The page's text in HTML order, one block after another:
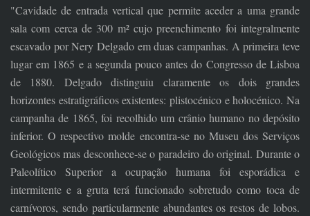
"Cavidade de entrada vertical que permite aceder a uma grande
sala com cerca de 300 m² cujo preenchimento foi integralmente
escavado por Nery Delgado em duas campanhas. A primeira teve
lugar em 1865 e a segunda pouco antes do Congresso de Lisboa
de 1880. Delgado distinguiu claramente os dois grandes
horizontes estratigráficos existentes: plistocénico e holocénico. Na
campanha de 1865, foi recolhido um crânio humano no depósito
inferior. O respectivo molde encontra-se no Museu dos Serviços
Geológicos mas desconhece-se o paradeiro do original. Durante o
Paleolítico Superior a ocupação humana foi esporádica e
intermitente e a gruta terá funcionado sobretudo como toca de
carnívoros, sendo particularmente abundantes os restos de lobos.